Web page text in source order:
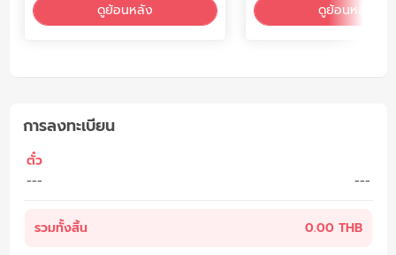
ดูย้อนหลัง
ดูย้อนหลัง
การลงทะเบียน
ตั๋ว
---
---
รวมทั้งสิ้น 0.00 THB